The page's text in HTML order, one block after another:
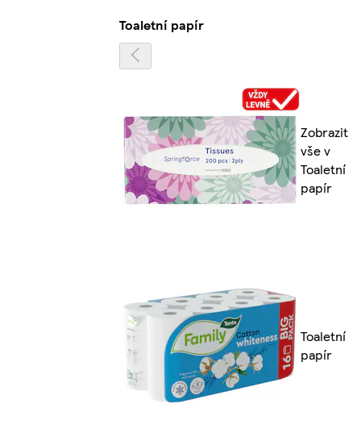
Toaletní papír
Zobrazit
vše v
Toaletní
papír
Toaletní
papír